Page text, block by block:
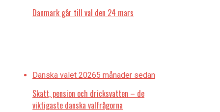
Danmark går till val den 24 mars
Danska valet 20265 månader sedan
Skatt, pension och dricksvatten – de
viktigaste danska valfrågorna